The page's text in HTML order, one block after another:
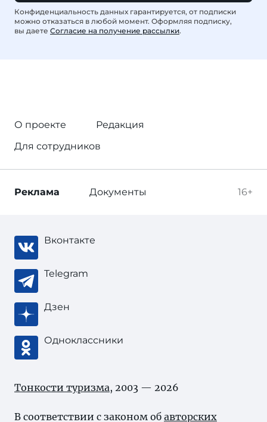
Конфиденциальность данных гарантируется, от подписки
можно отказаться в любой момент. Оформляя подписку,
вы даете Согласие на получение рассылки.
О проекте
Редакция
Для сотрудников
16+
Реклама Документы
Вконтакте
Telegram
Дзен
Одноклассники
Тонкости туризма, 2003 — 2026
В соответствии с законом об авторских